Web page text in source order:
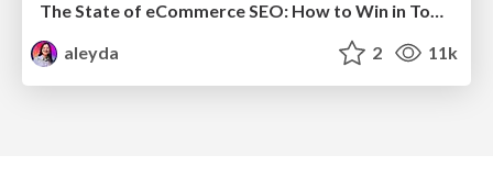
aleyda
2 11k